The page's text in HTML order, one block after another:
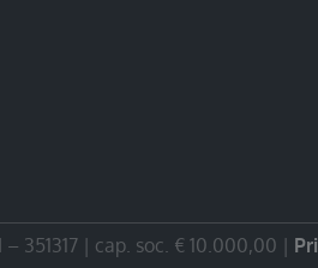
351317 | cap. soc. € 10.000,00 |